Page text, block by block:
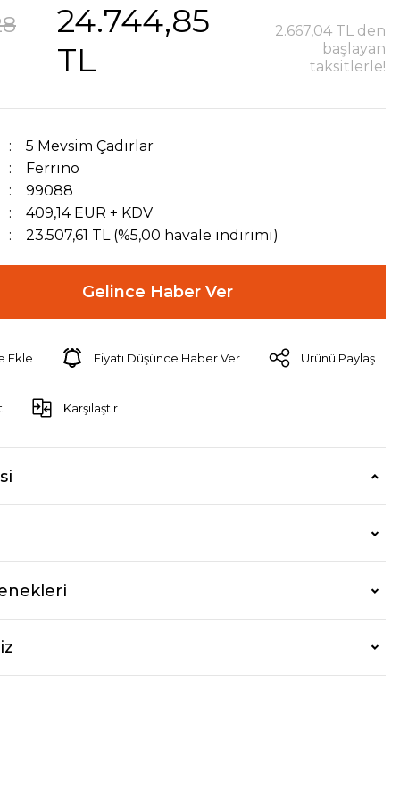
24.744,85
TL
2.667,04 TL den
başlayan
taksitlerle!
5 Mevsim Çadırlar
Ferrino
99088
409,14 EUR + KDV
23.507,61 TL (%5,00 havale indirimi)
Gelince Haber Ver
Fiyatı Düşünce Haber Ver Ürünü Paylaş
Karşılaştır